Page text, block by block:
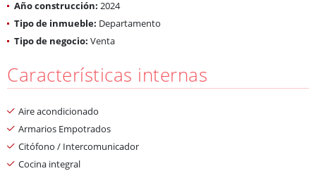
Año construcción: 2024
Tipo de inmueble: Departamento
Tipo de negocio: Venta
Características internas
Aire acondicionado
Armarios Empotrados
Citófono / Intercomunicador
Cocina integral